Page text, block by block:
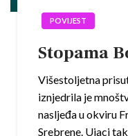
POVIJEST
Stopama
Višestoljetna
iznjedrila je
nasljeđa u okviru
Srebrene. Ujaci